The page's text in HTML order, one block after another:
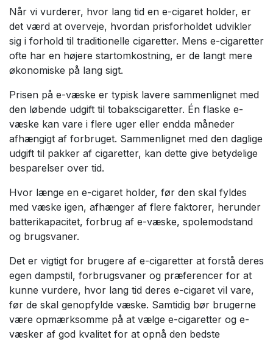
Når vi vurderer, hvor lang tid en e-cigaret holder, er
det værd at overveje, hvordan prisforholdet udvikler
sig i forhold til traditionelle cigaretter. Mens e-cigaretter
ofte har en højere startomkostning, er de langt mere
økonomiske på lang sigt.
Prisen på e-væske er typisk lavere sammenlignet med
den løbende udgift til tobakscigaretter. Én flaske e-
væske kan vare i flere uger eller endda måneder
afhængigt af forbruget. Sammenlignet med den daglige
udgift til pakker af cigaretter, kan dette give betydelige
besparelser over tid.
Hvor længe en e-cigaret holder, før den skal fyldes
med væske igen, afhænger af flere faktorer, herunder
batterikapacitet, forbrug af e-væske, spolemodstand
og brugsvaner.
Det er vigtigt for brugere af e-cigaretter at forstå deres
egen dampstil, forbrugsvaner og præferencer for at
kunne vurdere, hvor lang tid deres e-cigaret vil vare,
før de skal genopfylde væske. Samtidig bør brugerne
være opmærksomme på at vælge e-cigaretter og e-
væsker af god kvalitet for at opnå den bedste